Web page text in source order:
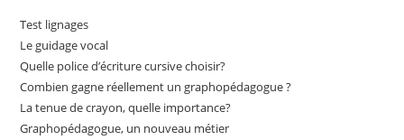
Test lignages
Le guidage vocal
Quelle police d’écriture cursive choisir?
Combien gagne réellement un graphopédagogue ?
La tenue de crayon, quelle importance?
Graphopédagogue, un nouveau métier